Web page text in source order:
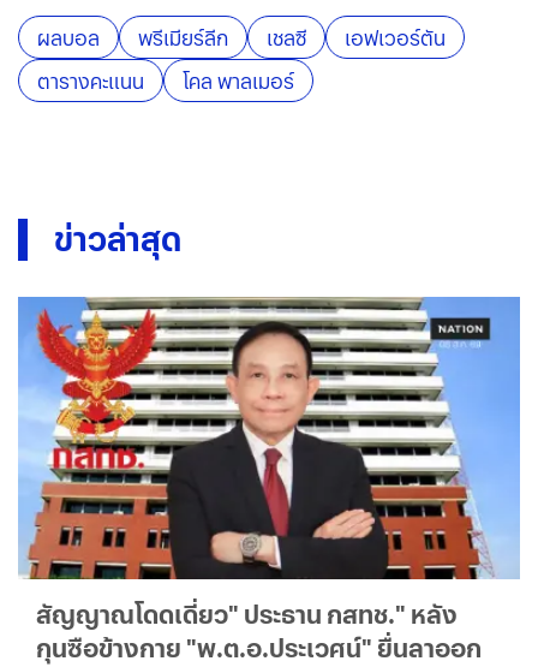
ผลบอล พรีเมียร์ลีก เชลซี
เอฟเวอร์ตัน
ตารางคะแนน
โคล พาลเมอร์
ข่าวล่าสุด
สัญญาณโดดเดี่ยว" ประธาน กสทช." หลัง
กุนซือข้างกาย "พ.ต.อ.ประเวศน์" ยื่นลาออก